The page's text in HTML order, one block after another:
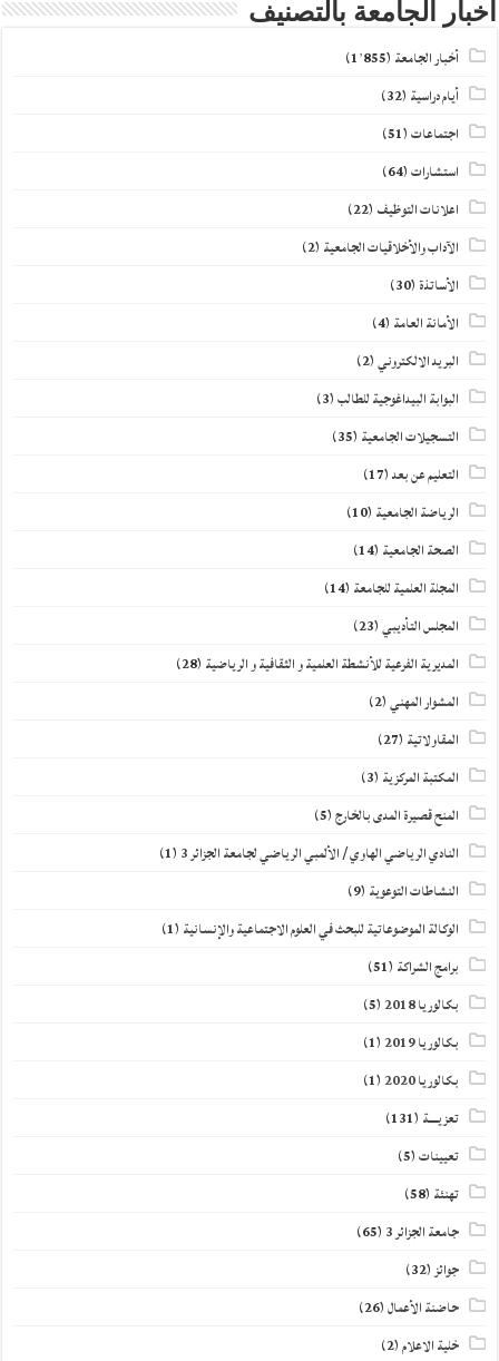
أخبار الجامعة بالتصنيف
أخبار الجامعة (1٬855)
أيام دراسية (32)
اجتماعات(51)
استشارات(64)
اعلانات التوظيف (22)
الآداب والأخلاقيات الجامعية (2)
الأساتذة(30)
الأمانة العامة (4)
البريد الالكتروني(2)
البوابة البيداغوجية للطالب(3)
التسجيلات الجامعية (35)
التعليم عن بعد(17)
الرياضة الجامعية (10)
الصحة الجامعية (14)
المجلة العلمية للجامعة (14)
المجلس التأديبي(23)
المديرية الفرعية للأنشطة العلمية و الثقافية و الرياضية (28)
المشوار المهني(2)
المقاولاتية (27)
المكتبة المركزية (3)
المنح قصيرة المدى بالخارج(5)
النادي الرياضي الهاوي / الألمبي الرياضي لجامعة الجزائر 3 (1)
النشاطات التوعوية (9)
الوكالة الموضوعاتية للبحث في العلوم الاجتماعية والإنسانية (1)
برامج الشراكة (51)
بكالوريا 2018
(5)
بكالوريا 2019
(1)
بكالوريا 2020
(1)
تعزيــــة (131)
تعيينات(5)
تهنئة (58)
جامعة الجزائر 3 (65)
جوائز(32)
حاضنة الأعمال(26)
خلية الاعلام(2)